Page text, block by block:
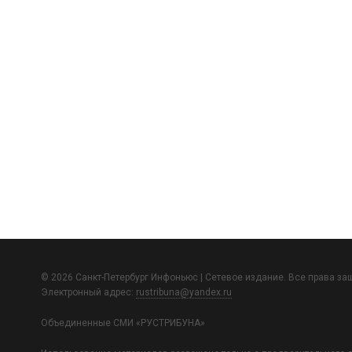
© 2026 Санкт-Петербург Инфоньюс | Сетевое издание. Все права
Электронный адрес: rustribuna@yandex.ru
Объединенные СМИ «РУСТРИБУНА»